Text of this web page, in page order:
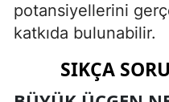
potansiyellerini
katkıda bulunabilir.
SIKÇA